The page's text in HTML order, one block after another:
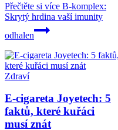
Přečtěte si více B-komplex:
Skrytý hrdina vaší imunity
odhalen
Zdraví
E-cigareta Joyetech: 5
faktů, které kuřáci
musí znát